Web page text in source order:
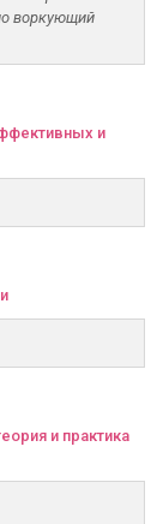
воркующий
и
и практика